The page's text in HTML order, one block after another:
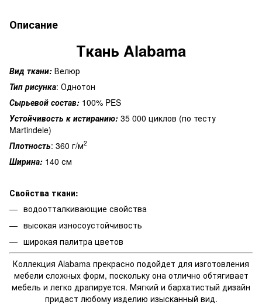
Описание
Ткань Alabama
Вид ткани: Велюр
Тип рисунка: Однотон
Сырьевой состав: 100% PES
Устойчивость к истиранию: 35 000 циклов (по тесту
Martindele)
Плотность: 360 г/м2
Ширина: 140 см
Свойства ткани:
водоотталкивающие свойства
высокая износоустойчивость
широкая палитра цветов
Коллекция Alabama прекрасно подойдет для изготовления
мебели сложных форм, поскольку она отлично обтягивает
мебель и легко драпируется. Мягкий и бархатистый дизайн
придаст любому изделию изысканный вид.